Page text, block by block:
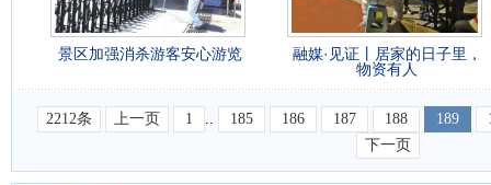
景区加强消杀游客安心游览
融媒·见证丨居家的日子里，
物资有人
2212条 上一页 1 .. 185 186 187 188 189
下一页